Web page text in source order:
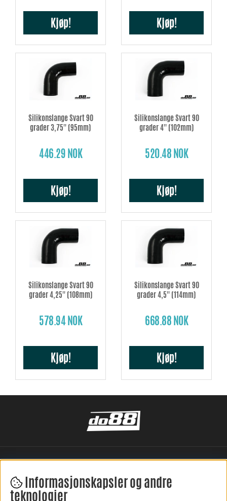
Kjøp! Kjøp!
Silikonslange Svart 90
grader 3,75'' (95mm)
446.29 NOK
Kjøp!
Silikonslange Svart 90
grader 4'' (102mm)
520.48 NOK
Kjøp!
Silikonslange Svart 90
grader 4,25'' (108mm)
578.94 NOK
Kjøp!
Silikonslange Svart 90
grader 4,5'' (114mm)
668.88 NOK
Kjøp!
Informasjonskapsler og andre
teknologier